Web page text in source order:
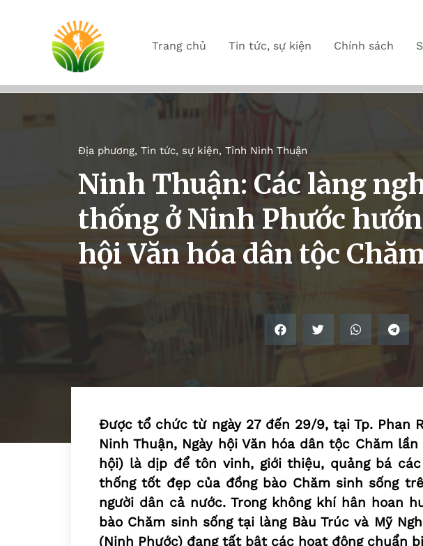
Trang chủ Tin tức, sự kiện Chính sách
Địa phương, Tin tức, sự kiện, Tỉnh Ninh Thuận
Ninh Thuận: Các làng
thống ở Ninh Phước
hội Văn hóa dân tộc
Được tổ chức từ ngày 27 đến 29/9, tại Tp. Phan
Ninh Thuận, Ngày hội Văn hóa dân tộc Chăm
hội) là dịp để tôn vinh, giới thiệu, quảng bá
thống tốt đẹp của đồng bào Chăm sinh sống
người dân cả nước. Trong không khí hân hoan
bào Chăm sinh sống tại làng Bàu Trúc và Mỹ
(Ninh Phước) đang tất bật các hoạt động chuẩn